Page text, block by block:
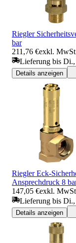
Riegler
bar
211,76 €exkl.
Lieferung bis
Details anzeigen
Riegler Eck-
Ansprechdruck 8
147,05 €exkl.
Lieferung bis
Details anzeigen